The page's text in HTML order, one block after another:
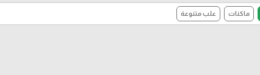
ماكنات علب متنوعة